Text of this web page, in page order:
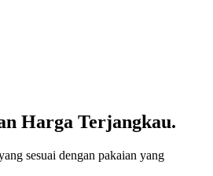
Harga Terjangkau.
sesuai dengan pakaian yang